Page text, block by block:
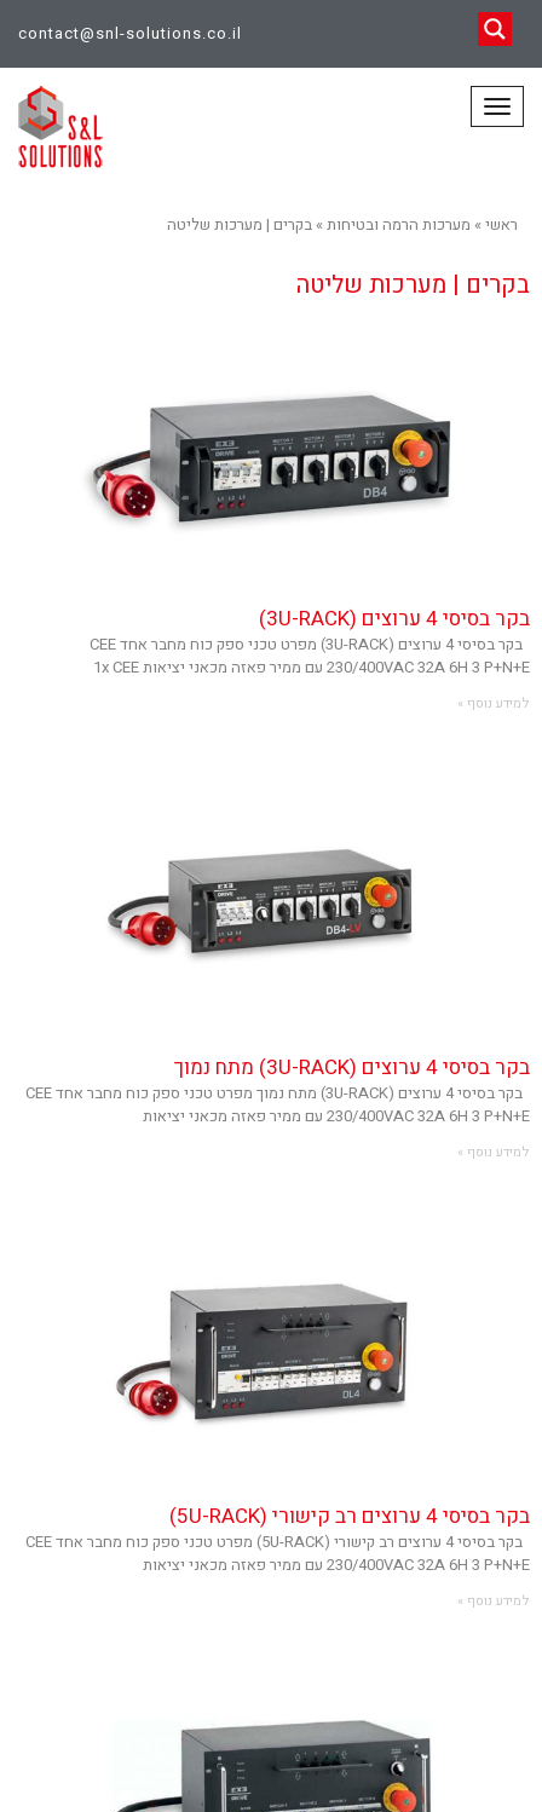
contact@snl-solutions.co.il
תפריט
ראשי» מערכות הרמה ובטיחות»בקרים | מערכות שליטה
בקרים | מערכות שליטה
בקר בסיסי 4 ערוצים (3U-RACK)
בקר בסיסי 4 ערוצים (3U-RACK) מפרט טכני ספק כוח מחבר אחד CEE
230/400VAC 32A 6H 3 P+N+E עם ממיר פאזה מכאני יציאות 1x CEE
למידע נוסף »
בקר בסיסי 4 ערוצים (3U-RACK) מתח נמוך
בקר בסיסי 4 ערוצים (3U-RACK) מתח נמוך מפרט טכני ספק כוח מחבר אחד CEE
230/400VAC 32A 6H 3 P+N+E עם ממיר פאזה מכאני יציאות
למידע נוסף »
בקר בסיסי 4 ערוצים רב קישורי (5U-RACK)
בקר בסיסי 4 ערוצים רב קישורי (5U-RACK) מפרט טכני ספק כוח מחבר אחד CEE
230/400VAC 32A 6H 3 P+N+E עם ממיר פאזה מכאני יציאות
למידע נוסף »